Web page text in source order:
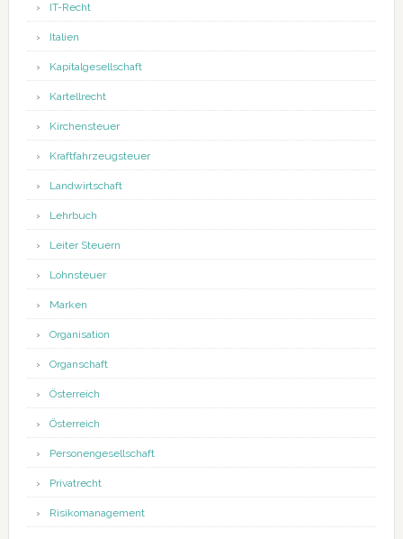
IT-Recht
Italien
Kapitalgesellschaft
Kartellrecht
Kirchensteuer
Kraftfahrzeugsteuer
Landwirtschaft
Lehrbuch
Leiter Steuern
Lohnsteuer
Marken
Organisation
Organschaft
Österreich
Österreich
Personengesellschaft
Privatrecht
Risikomanagement